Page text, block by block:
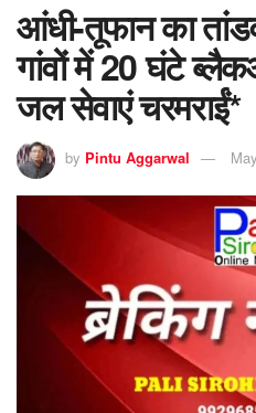
आंधी-तूफान का
गांवों में 20 घंटे
जल सेवाएं चरमराईं*
by Pintu Aggarwal